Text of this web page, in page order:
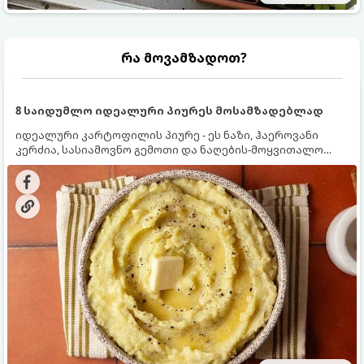
რა მოვამზადოთ?
8 საიდუმლო იდეალური პიურეს მოსამზადებლად
იდეალური კარტოფილის პიურე - ეს ნაზი, ჰაეროვანი
კერძია, სასიამოვნო გემოთი და ნაღების-მოყვითალო
ფერით. მისი მომზადება ძალიან მარტივია, მაგრამ
არსებობს რამდენიმე საიდუმლო, რომლებიც უნდა
იცოდეთ, რომ პიურე იდეალურად გემრიელი გამოვიდეს.